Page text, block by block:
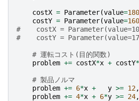
costX = Parameter(value=180
costY = Parameter(value=160
#    costX =
#    costY =
# 運転コスト(目的関数)
problem += costX*x + costY*
# 製品ノルマ
problem += 6*x + y >= 12,
problem += 4*x + 6*y >= 24,